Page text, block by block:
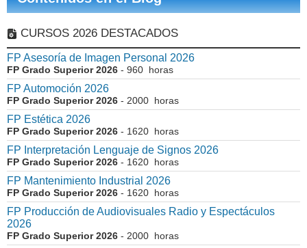
CURSOS 2026 DESTACADOS
FP Asesoría de Imagen Personal 2026
FP Grado Superior 2026 - 960 horas
FP Automoción 2026
FP Grado Superior 2026 - 2000 horas
FP Estética 2026
FP Grado Superior 2026 - 1620 horas
FP Interpretación Lenguaje de Signos 2026
FP Grado Superior 2026 - 1620 horas
FP Mantenimiento Industrial 2026
FP Grado Superior 2026 - 1620 horas
FP Producción de Audiovisuales Radio y Espectáculos
2026
FP Grado Superior 2026 - 2000 horas